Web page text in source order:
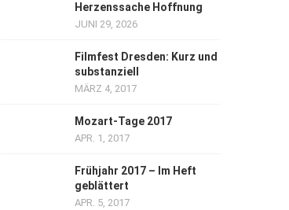
Herzenssache Hoffnung
JUNI 29, 2026
Filmfest Dresden: Kurz und
substanziell
MÄRZ 4, 2017
Mozart-Tage 2017
APR. 1, 2017
Frühjahr 2017 – Im Heft
geblättert
APR. 5, 2017